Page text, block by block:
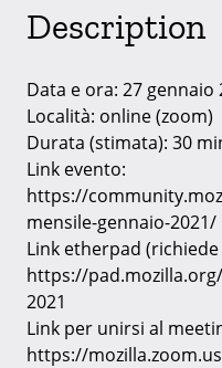
Description
Data e ora: 27 gennaio
Località: online (zoom)
Durata (stimata): 30
Link evento:
https://
mensile-gennaio-2021/
Link etherpad (richiede
https://
2021
Link per unirsi al
https://